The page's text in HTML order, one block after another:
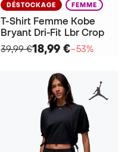
DÉSTOCKAGE FEMME
T-Shirt Femme Kobe
Bryant Dri-Fit Lbr Crop
39,99 €18,99 €−53%